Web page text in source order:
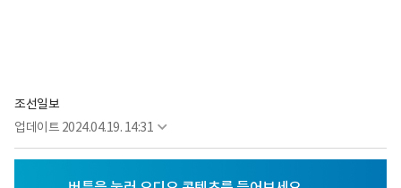
조선일보
업데이트 2024.04.19. 14:31